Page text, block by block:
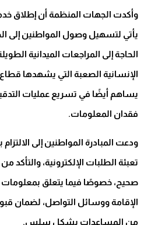
وأكدت الجهات المنظمة أن إطلاق
يأتي لتسهيل وصول المواطنين إلى
الحاجة إلى المراجعات الميدانية
الإنسانية الصعبة التي يشهدها
يساهم أيضًا في تسريع عمليات
فقدان المعلومات.
ودعت المبادرة المواطنين إلى الالتزام
تعبئة الطلبات الإلكترونية، والتأكد
صحيح، خصوصًا فيما يتعلق بمعلومات
الإقامة ووسائل التواصل، لضمان
من المساعدات بشكل سلس.